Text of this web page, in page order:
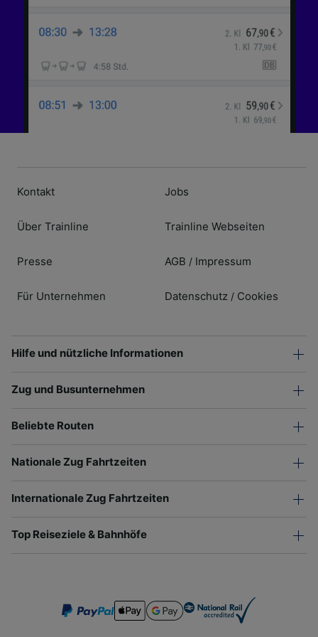
Kontakt
Über Trainline
Presse
Für Unternehmen
Jobs
Trainline Webseiten
AGB / Impressum
Datenschutz / Cookies
Hilfe und nützliche Informationen
Zug und Busunternehmen
Beliebte Routen
Nationale Zug Fahrtzeiten
Internationale Zug Fahrtzeiten
Top Reiseziele & Bahnhöfe